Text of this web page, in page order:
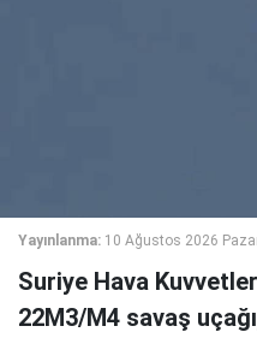
Yayınlanma: 10 Ağustos 2026
Suriye Hava
22M3/M4 savaş